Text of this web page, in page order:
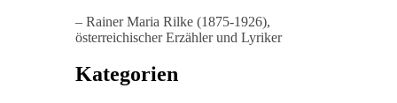
– Rainer Maria Rilke (1875-1926),
österreichischer Erzähler und Lyriker
Kategorien